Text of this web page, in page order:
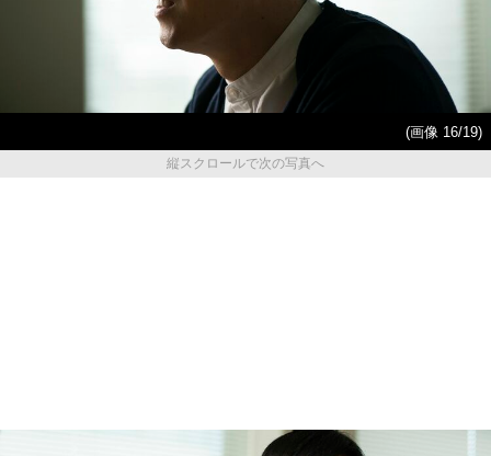
(画像 16/19)
縦スクロールで次の写真へ